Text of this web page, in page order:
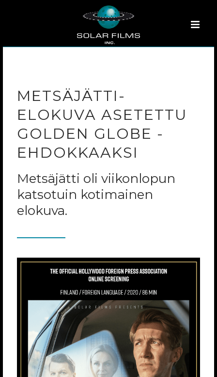
METSÄJÄTTI-
ELOKUVA ASETETTU
GOLDEN GLOBE -
EHDOKKAAKSI
Metsäjätti oli viikonlopun
katsotuin kotimainen
elokuva.